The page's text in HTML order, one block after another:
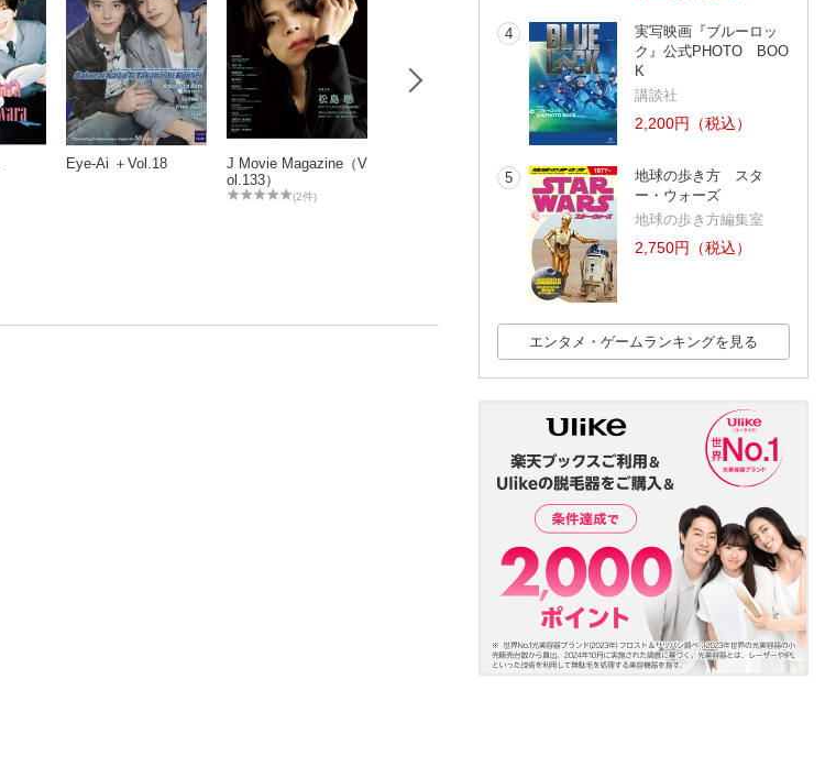
Eye-Ai ＋Vol.18
J Movie Magazine（V
ol.133）
(2件)
Eye-Ai 2026年5月号
【表紙:中村嶺亜(KEY
旬撮GIRL vol.31
(1件)
4
実写映画『ブルーロッ
ク』公式PHOTO BOO
K
講談社
2,200円（税込）
5
地球の歩き方 スタ
ー・ウォーズ
地球の歩き方編集室
2,750円（税込）
エンタメ・ゲームランキングを見る